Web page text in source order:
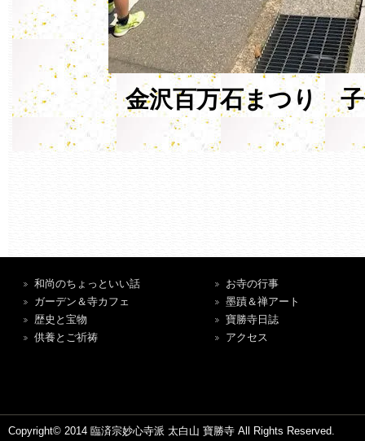
金沢百万石まつり 子
和尚のちょっといい話
ガーデン＆寺カフェ
歴史と宝物
供養とご祈祷
お寺の行事
墨蹟＆禅アート
寶勝寺日誌
アクセス
Copyright© 2014 臨済宗妙心寺派 太白山 寶勝寺 All Rights Reserved.